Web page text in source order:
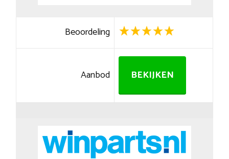
Beoordeling
Aanbod BEKIJKEN